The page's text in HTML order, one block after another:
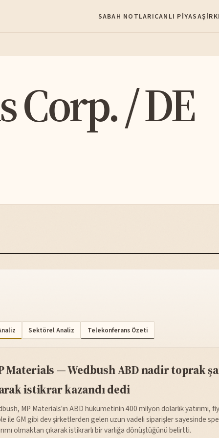
SABAH NOTLARICANLI PIYASA
Corp. / DE
Sektörel Analiz Telekonferans Özeti
Materials — Wedbush ABD nadir toprak
istikrar kazandı dedi
MP Materials'ın ABD hükümetinin 400 milyon dolarlık yatırımı,
ile GM gibi dev şirketlerden gelen uzun vadeli siparişler sayesinde
olmaktan çıkarak istikrarlı bir varlığa dönüştüğünü belirtti.